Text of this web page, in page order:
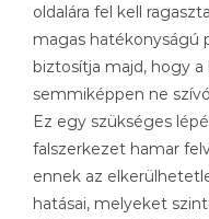
oldalára fel kell
magas hatékonyságú
biztosítja majd, hogy
semmiképpen ne
Ez egy szükséges
falszerkezet hamar
ennek az
hatásai, melyeket